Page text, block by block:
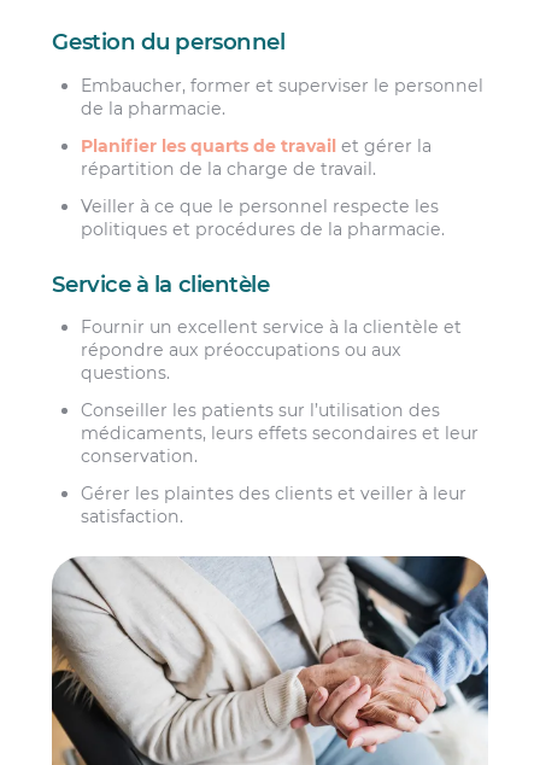
Gestion du personnel
Embaucher, former et superviser le personnel
de la pharmacie.
Planifier les quarts de travail et gérer la
répartition de la charge de travail.
Veiller à ce que le personnel respecte les
politiques et procédures de la pharmacie.
Service à la clientèle
Fournir un excellent service à la clientèle et
répondre aux préoccupations ou aux
questions.
Conseiller les patients sur l’utilisation des
médicaments, leurs effets secondaires et leur
conservation.
Gérer les plaintes des clients et veiller à leur
satisfaction.